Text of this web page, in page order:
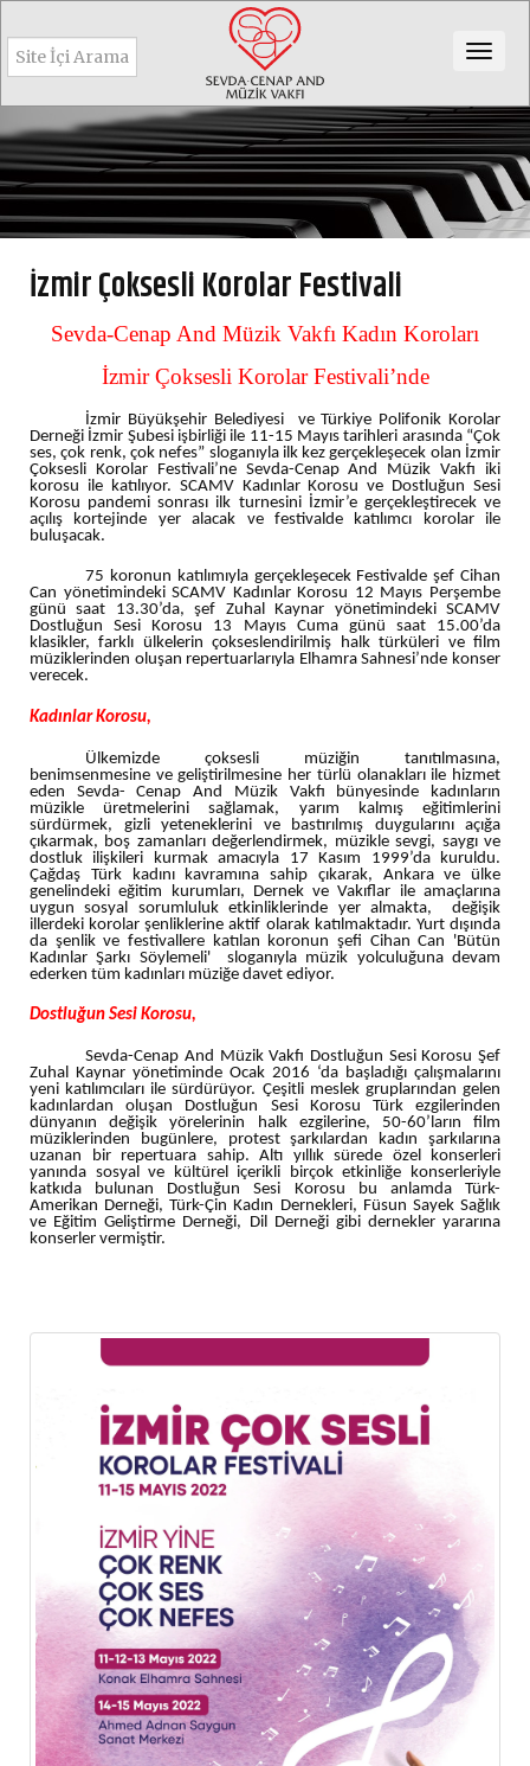
İzmir Çoksesli Korolar Festivali
Sevda-Cenap And Müzik Vakfı Kadın Koroları
İzmir Çoksesli Korolar Festivali’nde
İzmir Büyükşehir Belediyesi ve Türkiye Polifonik Korolar
Derneği İzmir Şubesi işbirliği ile 11-15 Mayıs tarihleri arasında “Çok
ses, çok renk, çok nefes” sloganıyla ilk kez gerçekleşecek olan İzmir
Çoksesli Korolar Festivali’ne Sevda-Cenap And Müzik Vakfı iki
korosu ile katılıyor. SCAMV Kadınlar Korosu ve Dostluğun Sesi
Korosu pandemi sonrası ilk turnesini İzmir’e gerçekleştirecek ve
açılış kortejinde yer alacak ve festivalde katılımcı korolar ile
buluşacak.
75 koronun katılımıyla gerçekleşecek Festivalde şef Cihan
Can yönetimindeki SCAMV Kadınlar Korosu 12 Mayıs Perşembe
günü saat 13.30’da, şef Zuhal Kaynar yönetimindeki SCAMV
Dostluğun Sesi Korosu 13 Mayıs Cuma günü saat 15.00’da
klasikler, farklı ülkelerin çokseslendirilmiş halk türküleri ve film
müziklerinden oluşan repertuarlarıyla Elhamra Sahnesi’nde konser
verecek.
Kadınlar Korosu,
Ülkemizde çoksesli müziğin tanıtılmasına,
benimsenmesine ve geliştirilmesine her türlü olanakları ile hizmet
eden Sevda- Cenap And Müzik Vakfı bünyesinde kadınların
müzikle üretmelerini sağlamak, yarım kalmış eğitimlerini
sürdürmek, gizli yeteneklerini ve bastırılmış duygularını açığa
çıkarmak, boş zamanları değerlendirmek, müzikle sevgi, saygı ve
dostluk ilişkileri kurmak amacıyla 17 Kasım 1999’da kuruldu.
Çağdaş Türk kadını kavramına sahip çıkarak, Ankara ve ülke
genelindeki eğitim kurumları, Dernek ve Vakıflar ile amaçlarına
uygun sosyal sorumluluk etkinliklerinde yer almakta, değişik
illerdeki korolar şenliklerine aktif olarak katılmaktadır. Yurt dışında
da şenlik ve festivallere katılan koronun şefi Cihan Can 'Bütün
Kadınlar Şarkı Söylemeli' sloganıyla müzik yolculuğuna devam
ederken tüm kadınları müziğe davet ediyor.
Dostluğun Sesi Korosu,
Sevda-Cenap And Müzik Vakfı Dostluğun Sesi Korosu Şef
Zuhal Kaynar yönetiminde Ocak 2016 ‘da başladığı çalışmalarını
yeni katılımcıları ile sürdürüyor. Çeşitli meslek gruplarından gelen
kadınlardan oluşan Dostluğun Sesi Korosu Türk ezgilerinden
dünyanın değişik yörelerinin halk ezgilerine, 50-60’ların film
müziklerinden bugünlere, protest şarkılardan kadın şarkılarına
uzanan bir repertuara sahip. Altı yıllık sürede özel konserleri
yanında sosyal ve kültürel içerikli birçok etkinliğe konserleriyle
katkıda bulunan Dostluğun Sesi Korosu bu anlamda Türk-
Amerikan Derneği, Türk-Çin Kadın Dernekleri, Füsun Sayek Sağlık
ve Eğitim Geliştirme Derneği, Dil Derneği gibi dernekler yararına
konserler vermiştir.